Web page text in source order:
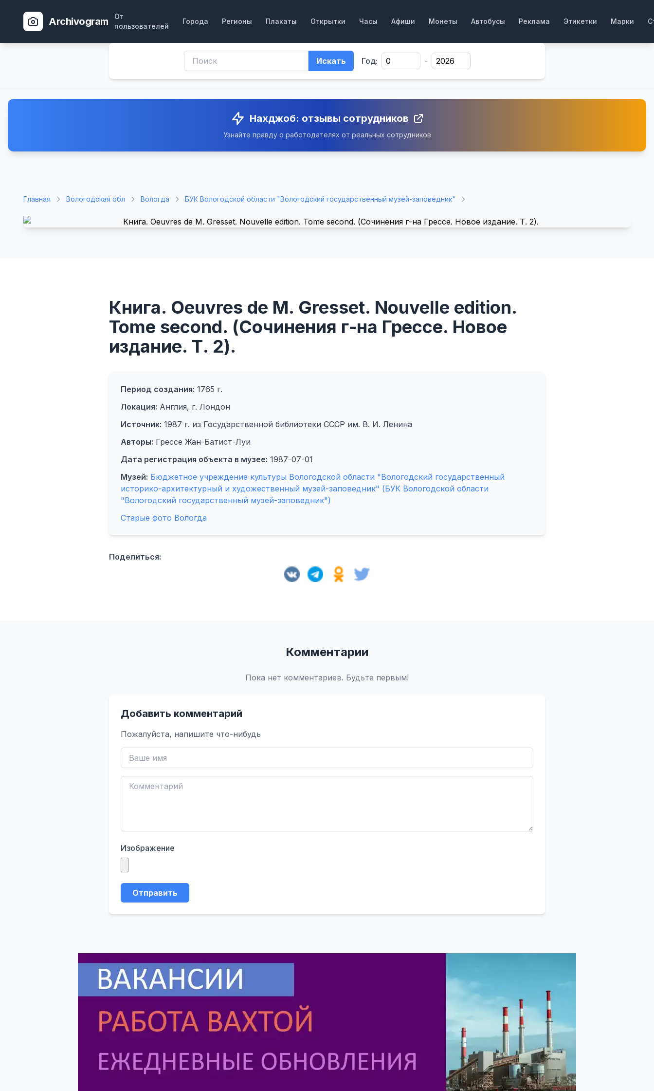
Archivogram
От
пользователей
Города Регионы Плакаты Открытки Часы Афиши Монеты Автобусы Реклама Этикетки Марки
Искать Год: -
Нахджоб: отзывы сотрудников
Узнайте правду о работодателях от реальных сотрудников
Главная Вологодская обл Вологда БУК Вологодской области "Вологодский государственный музей-заповедник"
Книга. Oeuvres de М. Gresset. Nouvelle edition.
Tome second. (Сочинения г-на Грессе. Новое
издание. Т. 2).
Период создания: 1765 г.
Локация: Англия, г. Лондон
Источник: 1987 г. из Государственной библиотеки СССР им. В. И. Ленина
Авторы: Грессе Жан-Батист-Луи
Дата регистрация объекта в музее: 1987-07-01
Музей: Бюджетное учреждение культуры Вологодской области "Вологодский государственный
историко-архитектурный и художественный музей-заповедник" (БУК Вологодской области
"Вологодский государственный музей-заповедник")
Старые фото Вологда
Поделиться:
Комментарии
Пока нет комментариев. Будьте первым!
Добавить комментарий
Пожалуйста, напишите что-нибудь
Изображение
Отправить